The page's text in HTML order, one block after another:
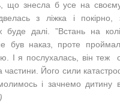
що знесла б усе на
з ліжка і покірно,
буде далі. ”Встань на
був наказ, проте
І я послухалась, він теж
Його сили
і зачнемо дитину